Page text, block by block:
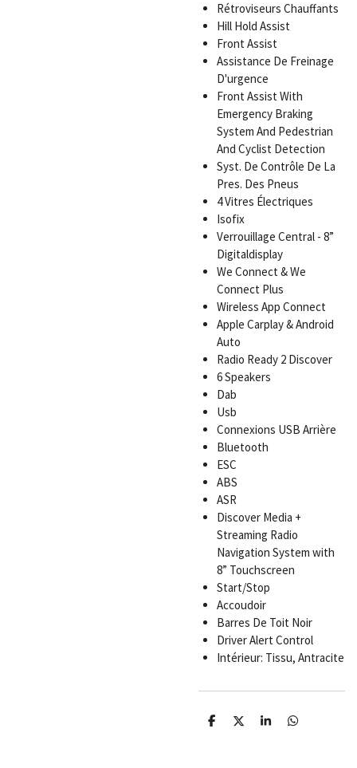
Rétroviseurs Chauffants
Hill Hold Assist
Front Assist
Assistance De Freinage
D'urgence
Front Assist With
Emergency Braking
System And Pedestrian
And Cyclist Detection
Syst. De Contrôle De La
Pres. Des Pneus
4 Vitres Électriques
Isofix
Verrouillage Central - 8”
Digitaldisplay
We Connect & We
Connect Plus
Wireless App Connect
Apple Carplay & Android
Auto
Radio Ready 2 Discover
6 Speakers
Dab
Usb
Connexions USB Arrière
Bluetooth
ESC
ABS
ASR
Discover Media +
Streaming Radio
Navigation System with
8” Touchscreen
Start/Stop
Accoudoir
Barres De Toit Noir
Driver Alert Control
Intérieur: Tissu, Antracite
P
P
P
P